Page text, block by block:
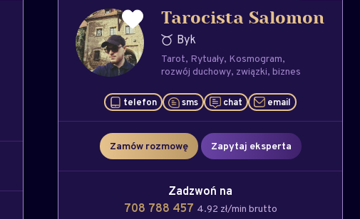
Tarocista Salomon
Byk
Tarot Rytuały Kosmogram
rozwój duchowy związki biznes
telefon sms chat email
Zamów rozmowę Zapytaj eksperta
Zadzwoń na
708 788 457 4.92 zł/min brutto